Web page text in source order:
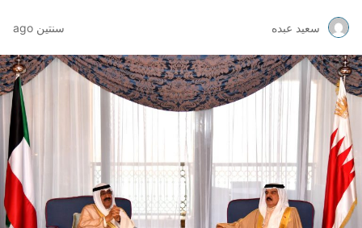
سعيد عبده سنتين ago